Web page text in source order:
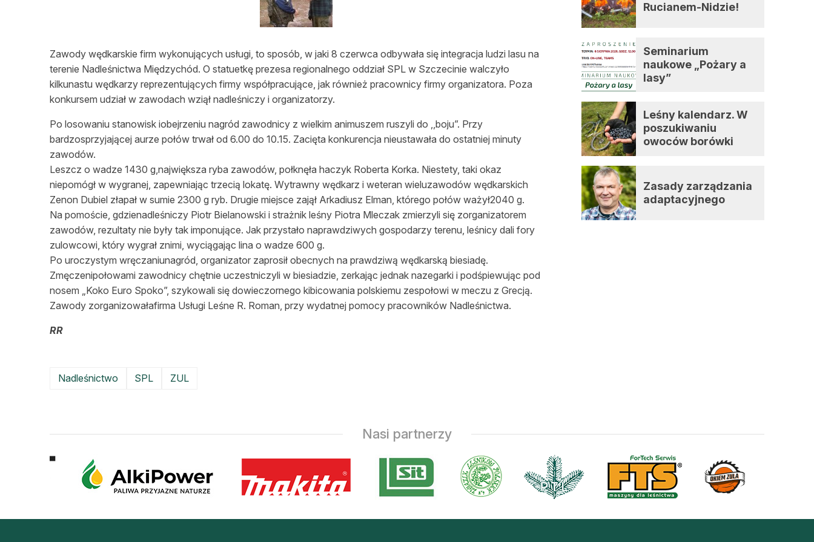
Lasy prywatne
Zawody wędkarskie firm wykonujących usługi, to sposób, w jaki 8 czerwca odbywała się integracja ludzi lasu na
terenie Nadleśnictwa Międzychód. O statuetkę prezesa regionalnego oddział SPL w Szczecinie walczyło
kilkunastu wędkarzy reprezentujących firmy współpracujące, jak również pracownicy firmy organizatora. Poza
konkursem udział w zawodach wziął nadleśniczy i organizatorzy.
Po losowaniu stanowisk iobejrzeniu nagród zawodnicy z wielkim animuszem ruszyli do ,,boju”. Przy
bardzosprzyjającej aurze połów trwał od 6.00 do 10.15. Zacięta konkurencja nieustawała do ostatniej minuty
zawodów.
Leszcz o wadze 1430 g,największa ryba zawodów, połknęła haczyk Roberta Korka. Niestety, taki okaz
niepomógł w wygranej, zapewniając trzecią lokatę. Wytrawny wędkarz i weteran wieluzawodów wędkarskich
Zenon Dubiel złapał w sumie 2300 g ryb. Drugie miejsce zajął Arkadiusz Elman, którego połów ważył2040 g.
Na pomoście, gdzienadleśniczy Piotr Bielanowski i strażnik leśny Piotra Mleczak zmierzyli się zorganizatorem
zawodów, rezultaty nie były tak imponujące. Jak przystało naprawdziwych gospodarzy terenu, leśnicy dali fory
zulowcowi, który wygrał znimi, wyciągając lina o wadze 600 g.
Po uroczystym wręczaniunagród, organizator zaprosił obecnych na prawdziwą wędkarską biesiadę.
Zmęczenipołowami zawodnicy chętnie uczestniczyli w biesiadzie, zerkając jednak nazegarki i podśpiewując pod
nosem „Koko Euro Spoko”, szykowali się dowieczornego kibicowania polskiemu zespołowi w meczu z Grecją.
Zawody zorganizowałafirma Usługi Leśne R. Roman, przy wydatnej pomocy pracowników Nadleśnictwa.
RR
Nadleśnictwo SPL ZUL
Rucianem-Nidzie!
Seminarium
naukowe „Pożary a
lasy”
Leśny kalendarz. W
poszukiwaniu
owoców borówki
Zasady zarządzania
adaptacyjnego
Nasi partnerzy